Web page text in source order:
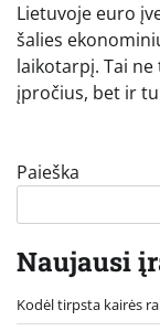
Lietuvoje euro
šalies
laikotarpį. Tai
įpročius, bet ir
Paieška
Naujausi
Kodėl tirpsta kairės